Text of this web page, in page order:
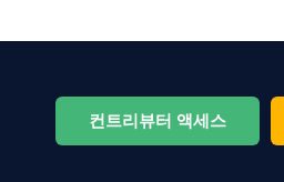
컨트리뷰터 액세스